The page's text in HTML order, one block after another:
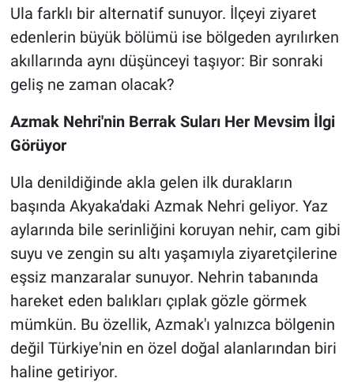
Ula farklı bir alternatif sunuyor. İlçeyi ziyaret
edenlerin büyük bölümü ise bölgeden ayrılırken
akıllarında aynı düşünceyi taşıyor: Bir sonraki
geliş ne zaman olacak?
Azmak Nehri'nin Berrak Suları Her Mevsim İlgi
Görüyor
Ula denildiğinde akla gelen ilk durakların
başında Akyaka'daki Azmak Nehri geliyor. Yaz
aylarında bile serinliğini koruyan nehir, cam gibi
suyu ve zengin su altı yaşamıyla ziyaretçilerine
eşsiz manzaralar sunuyor. Nehrin tabanında
hareket eden balıkları çıplak gözle görmek
mümkün. Bu özellik, Azmak'ı yalnızca bölgenin
değil Türkiye'nin en özel doğal alanlarından biri
haline getiriyor.